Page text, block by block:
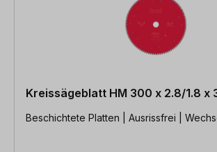
Kreissägeblatt HM 300 x 2.8/1.8 x
Beschichtete Platten | Ausrissfrei |